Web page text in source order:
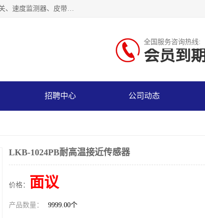
湖北杭荣电气有限公司是一家主要从事生产接近开关、光电开关，霍尔开关、两级跑偏开关、双向拉绳开关、速度监测器、皮带打滑开关、阻旋式料位开关、皮带纵向撕裂开关、溜槽堵塞开关、声光报警器、矿用磁性井筒开关等，主营行业：电气设备、仪器仪表制造, 高低压电器，成套电气设备，矿用防爆机电设备，皮带机综合保护系统，防爆电器，传感器，工矿配件，电器配件，自动化工业机器人的研发，制造，加工销售。
全国服务咨询热线:
会员到期
招聘中心 公司动态
LKB-1024PB耐高温接近传感器
价格： 面议
产品数量： 9999.00个